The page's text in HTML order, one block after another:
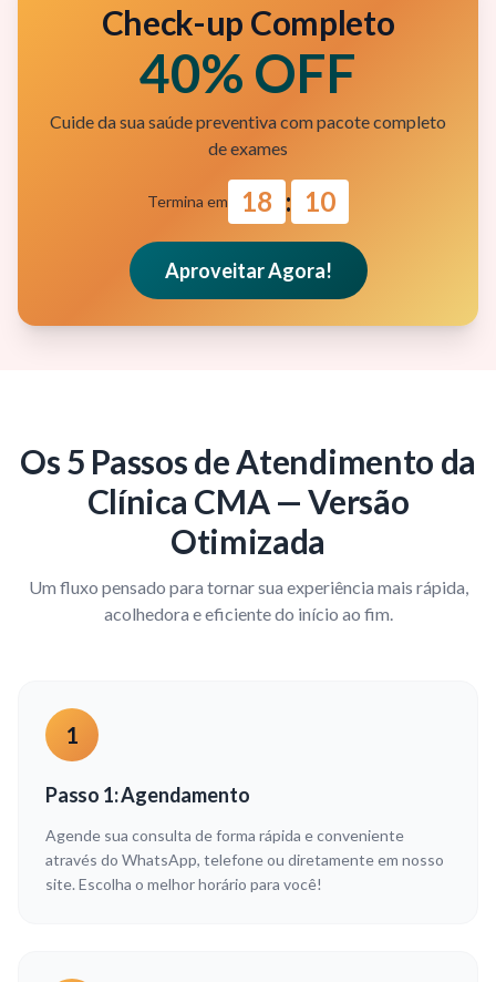
Check-up Completo
40% OFF
Cuide da sua saúde preventiva com pacote completo
de exames
Termina em 18 : 08
Aproveitar Agora!
Os 5 Passos de Atendimento da
Clínica CMA — Versão
Otimizada
Um fluxo pensado para tornar sua experiência mais rápida,
acolhedora e eficiente do início ao fim.
1
Passo 1: Agendamento
Agende sua consulta de forma rápida e conveniente
através do WhatsApp, telefone ou diretamente em nosso
site. Escolha o melhor horário para você!